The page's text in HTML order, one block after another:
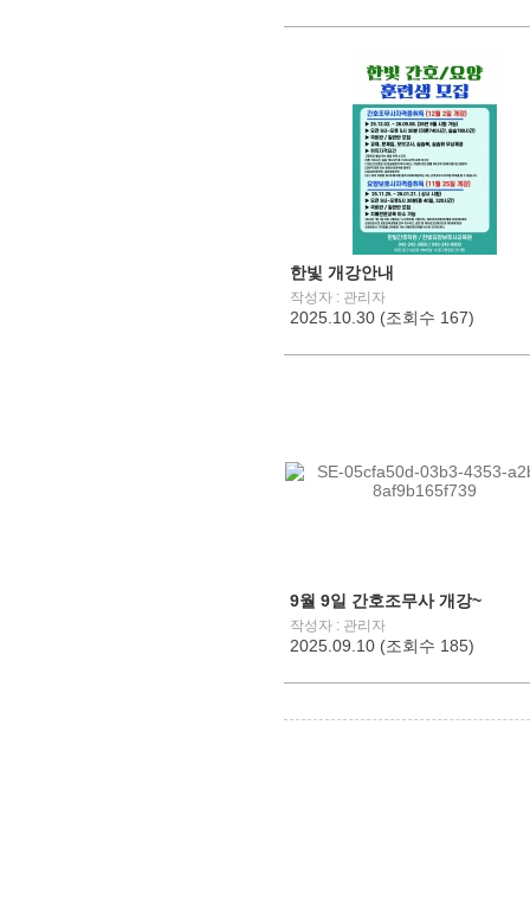
한빛 개강안내
작성자 : 관리자
2025.10.30 (조회수 167)
9월 9일 간호조무사 개강~
작성자 : 관리자
2025.09.10 (조회수 185)